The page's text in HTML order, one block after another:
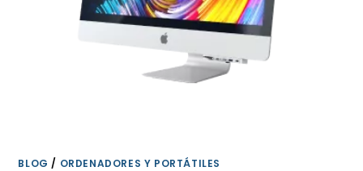
BLOG / ORDENADORES Y PORTÁTILES